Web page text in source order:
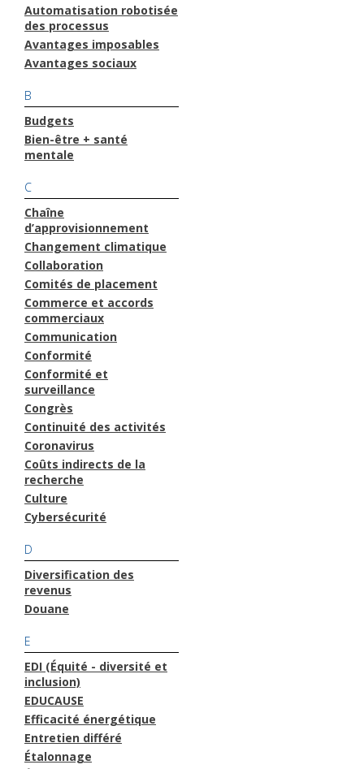
Automatisation robotisée
des processus
Avantages imposables
Avantages sociaux
B
Budgets
Bien-être + santé
mentale
C
Chaîne
d’approvisionnement
Changement climatique
Collaboration
Comités de placement
Commerce et accords
commerciaux
Communication
Conformité
Conformité et
surveillance
Congrès
Continuité des activités
Coronavirus
Coûts indirects de la
recherche
Culture
Cybersécurité
D
Diversification des
revenus
Douane
E
EDI (Équité - diversité et
inclusion)
EDUCAUSE
Efficacité énergétique
Entretien différé
Étalonnage